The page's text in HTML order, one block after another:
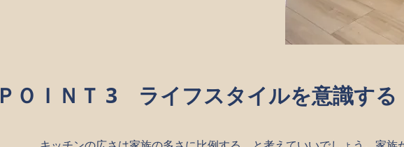
ＰＯＩＮＴ 3 ライフスタイルを意識する